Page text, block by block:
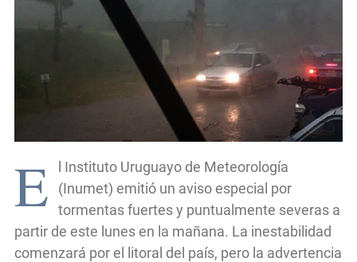
E
l Instituto Uruguayo de Meteorología
(Inumet) emitió un aviso especial por
tormentas fuertes y puntualmente severas a
partir de este lunes en la mañana. La inestabilidad
comenzará por el litoral del país, pero la advertencia